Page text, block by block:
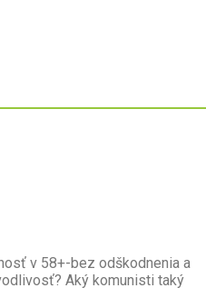
v 58+-bez odškodnenia a
Aký komunisti taký